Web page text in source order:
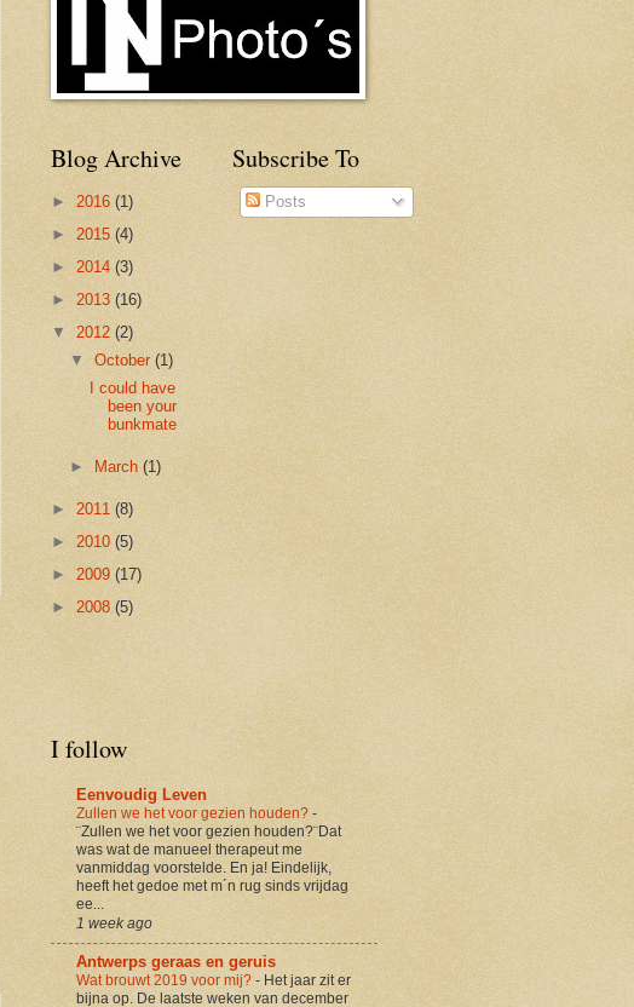
Blog Archive
► 2016 (1)
► 2015 (4)
► 2014 (3)
► 2013 (16)
▼ 2012 (2)
▼October(1)
I could have
been your
bunkmate
► March(1)
► 2011 (8)
► 2010 (5)
► 2009 (17)
► 2008 (5)
Subscribe To
Posts
I follow
Eenvoudig Leven
Zullen we het voor gezien houden? -
¨Zullen we het voor gezien houden?¨Dat
was wat de manueel therapeut me
vanmiddag voorstelde. En ja! Eindelijk,
heeft het gedoe met m´n rug sinds vrijdag
ee...
1 week ago
Antwerps geraas en geruis
Wat brouwt 2019 voor mij? - Het jaar zit er
bijna op. De laatste weken van december